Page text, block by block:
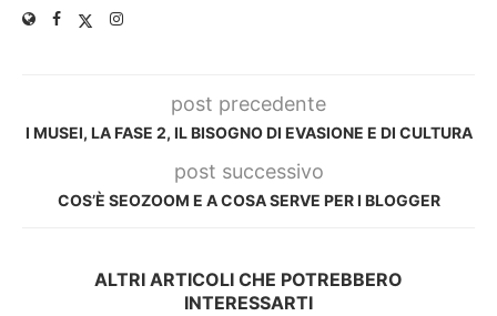
post precedente
I MUSEI, LA FASE 2, IL BISOGNO DI EVASIONE E DI CULTURA
post successivo
COS’È SEOZOOM E A COSA SERVE PER I BLOGGER
ALTRI ARTICOLI CHE POTREBBERO
INTERESSARTI